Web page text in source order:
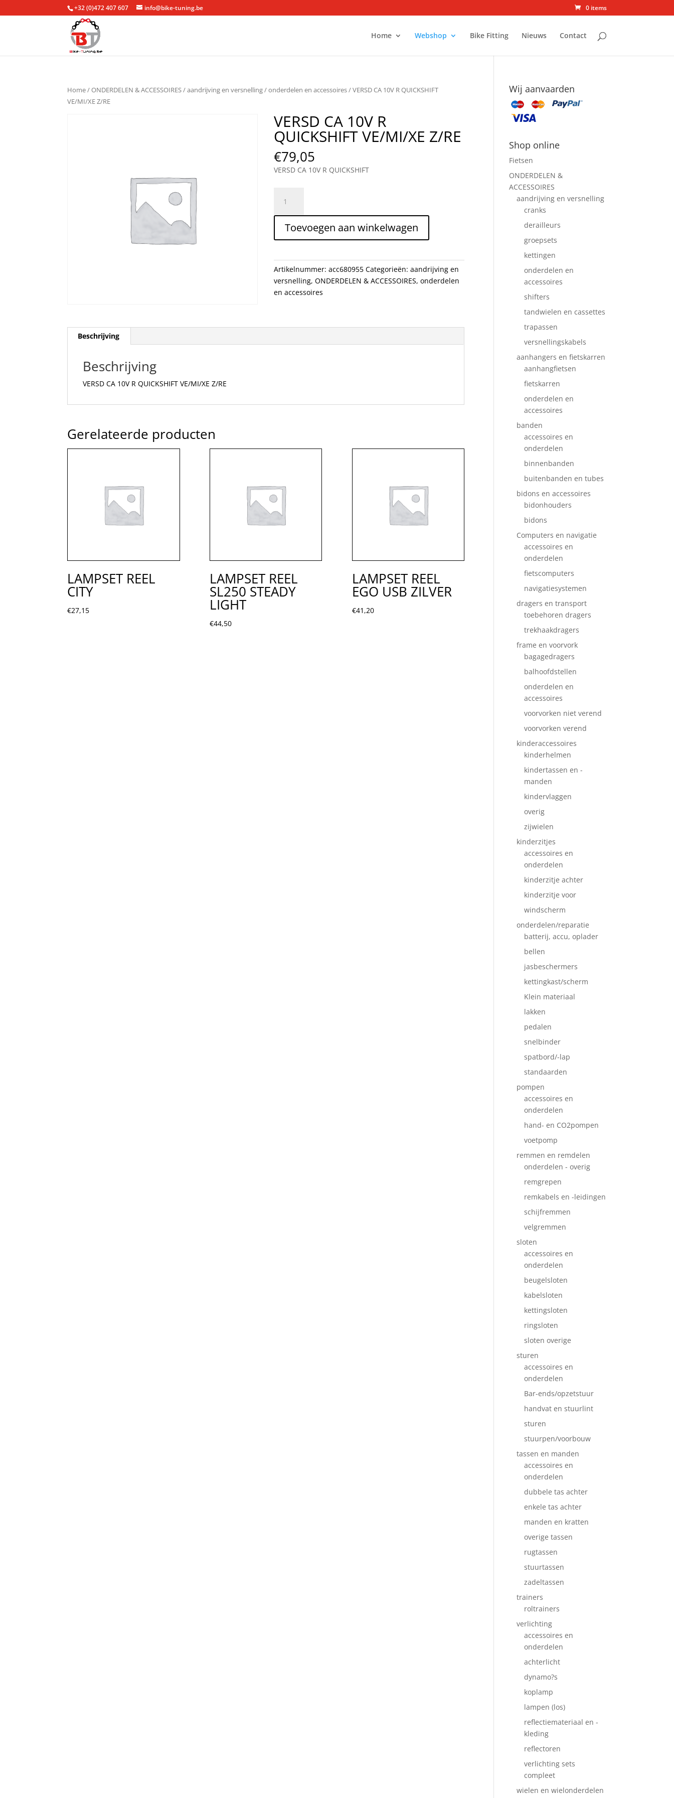
+32 (0)472 407 607 info@bike-tuning.be 0 items
Home Webshop Bike Fitting Nieuws Contact
Home/ONDERDELEN & ACCESSOIRES/aandrijving en versnelling/onderdelen en accessoires/ VERSD CA 10V R QUICKSHIFT
VE/MI/XE Z/RE
VERSD CA 10V R
QUICKSHIFT VE/MI/XE Z/RE
€79,05
VERSD CA 10V R QUICKSHIFT
10V
QUICKSHIFT
Z/RE
aantal
Toevoegen aan winkelwagen
Artikelnummer:acc680955 Categorieën:aandrijving en
versnelling,ONDERDELEN & ACCESSOIRES,onderdelen
en accessoires
Beschrijving
Beschrijving
VERSD CA 10V R QUICKSHIFT VE/MI/XE Z/RE
Gerelateerde producten
LAMPSET REEL
CITY
€27,15
LAMPSET REEL
SL250 STEADY
LIGHT
€44,50
LAMPSET REEL
EGO USB ZILVER
€41,20
Wij aanvaarden
Shop online
Fietsen
ONDERDELEN &
ACCESSOIRES
aandrijving en versnelling
cranks
derailleurs
groepsets
kettingen
onderdelen en
accessoires
shifters
tandwielen en cassettes
trapassen
versnellingskabels
aanhangers en fietskarren
aanhangfietsen
fietskarren
onderdelen en
accessoires
banden
accessoires en
onderdelen
binnenbanden
buitenbanden en tubes
bidons en accessoires
bidonhouders
bidons
Computers en navigatie
accessoires en
onderdelen
fietscomputers
navigatiesystemen
dragers en transport
toebehoren dragers
trekhaakdragers
frame en voorvork
bagagedragers
balhoofdstellen
onderdelen en
accessoires
voorvorken niet verend
voorvorken verend
kinderaccessoires
kinderhelmen
kindertassen en -
manden
kindervlaggen
overig
zijwielen
kinderzitjes
accessoires en
onderdelen
kinderzitje achter
kinderzitje voor
windscherm
onderdelen/reparatie
batterij, accu, oplader
bellen
jasbeschermers
kettingkast/scherm
Klein materiaal
lakken
pedalen
snelbinder
spatbord/-lap
standaarden
pompen
accessoires en
onderdelen
hand- en CO2pompen
voetpomp
remmen en remdelen
onderdelen - overig
remgrepen
remkabels en -leidingen
schijfremmen
velgremmen
sloten
accessoires en
onderdelen
beugelsloten
kabelsloten
kettingsloten
ringsloten
sloten overige
sturen
accessoires en
onderdelen
Bar-ends/opzetstuur
handvat en stuurlint
sturen
stuurpen/voorbouw
tassen en manden
accessoires en
onderdelen
dubbele tas achter
enkele tas achter
manden en kratten
overige tassen
rugtassen
stuurtassen
zadeltassen
trainers
roltrainers
verlichting
accessoires en
onderdelen
achterlicht
dynamo?s
koplamp
lampen (los)
reflectiemateriaal en -
kleding
reflectoren
verlichting sets
compleet
wielen en wielonderdelen